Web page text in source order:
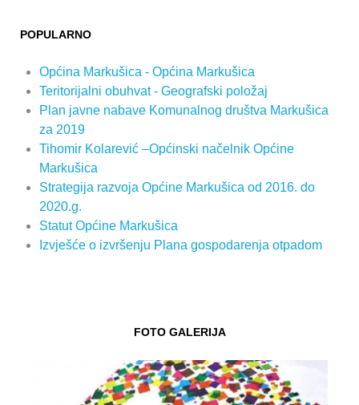
POPULARNO
Općina Markušica - Općina Markušica
Teritorijalni obuhvat - Geografski položaj
Plan javne nabave Komunalnog društva Markušica
za 2019
Tihomir Kolarević –Općinski načelnik Općine
Markušica
Strategija razvoja Općine Markušica od 2016. do
2020.g.
Statut Općine Markušica
Izvješće o izvršenju Plana gospodarenja otpadom
FOTO GALERIJA